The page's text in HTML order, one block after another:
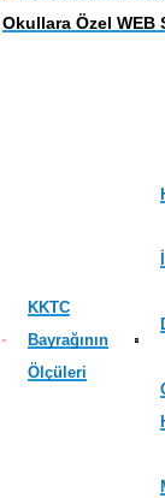
Okullara Özel WEB
KKTC
Bayrağının
Ölçüleri